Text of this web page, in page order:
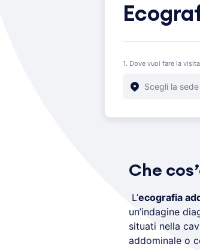
1. Dove vuoi fare la
Che
L’ecografia
un’indagine
situati nella
addominale o